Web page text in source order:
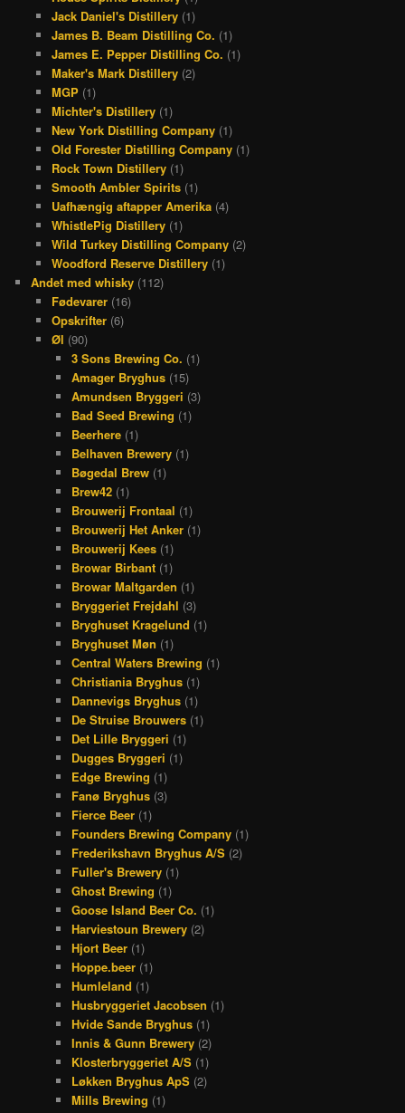
Jack Daniel's Distillery(1)
James B. Beam Distilling Co. (1)
James E. Pepper Distilling Co. (1)
Maker's Mark Distillery(2)
MGP(1)
Michter's Distillery(1)
New York Distilling Company(1)
Old Forester Distilling Company(1)
Rock Town Distillery(1)
Smooth Ambler Spirits(1)
Uafhængig aftapper Amerika(4)
WhistlePig Distillery(1)
Wild Turkey Distilling Company(2)
Woodford Reserve Distillery(1)
Andet med whisky (112)
Fødevarer(16)
Opskrifter(6)
Øl (90)
3 Sons Brewing Co. (1)
Amager Bryghus (15)
Amundsen Bryggeri (3)
Bad Seed Brewing (1)
Beerhere (1)
Belhaven Brewery (1)
Bøgedal Brew (1)
Brew42 (1)
Brouwerij Frontaal (1)
Brouwerij Het Anker (1)
Brouwerij Kees (1)
Browar Birbant (1)
Browar Maltgarden (1)
Bryggeriet Frejdahl (3)
Bryghuset Kragelund (1)
Bryghuset Møn (1)
Central Waters Brewing (1)
Christiania Bryghus (1)
Dannevigs Bryghus (1)
De Struise Brouwers (1)
Det Lille Bryggeri (1)
Dugges Bryggeri (1)
Edge Brewing (1)
Fanø Bryghus (3)
Fierce Beer (1)
Founders Brewing Company (1)
Frederikshavn Bryghus A/S (2)
Fuller's Brewery (1)
Ghost Brewing (1)
Goose Island Beer Co. (1)
Harviestoun Brewery (2)
Hjort Beer (1)
Hoppe.beer (1)
Humleland (1)
Husbryggeriet Jacobsen (1)
Hvide Sande Bryghus (1)
Innis & Gunn Brewery (2)
Klosterbryggeriet A/S (1)
Løkken Bryghus ApS (2)
Mills Brewing (1)